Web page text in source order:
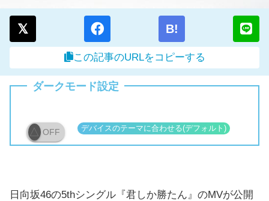
B!
この記事のURLをコピーする
ダークモード設定
OFF
日向坂46の5thシングル『君しか勝たん』のMVが公開